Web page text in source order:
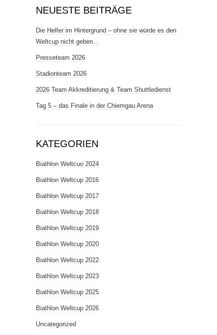
NEUESTE BEITRÄGE
Die Helfer im Hintergrund – ohne sie würde es den
Weltcup nicht geben…
Presseteam 2026
Stadionteam 2026
2026 Team Akkreditierung & Team Shuttledienst
Tag 5 – das Finale in der Chiemgau Arena
KATEGORIEN
Biathlon Weltcuo 2024
Biathlon Weltcup 2016
Biathlon Weltcup 2017
Biathlon Weltcup 2018
Biathlon Weltcup 2019
Biathlon Weltcup 2020
Biathlon Weltcup 2022
Biathlon Weltcup 2023
Biathlon Weltcup 2025
Biathlon Weltcup 2026
Uncategorized